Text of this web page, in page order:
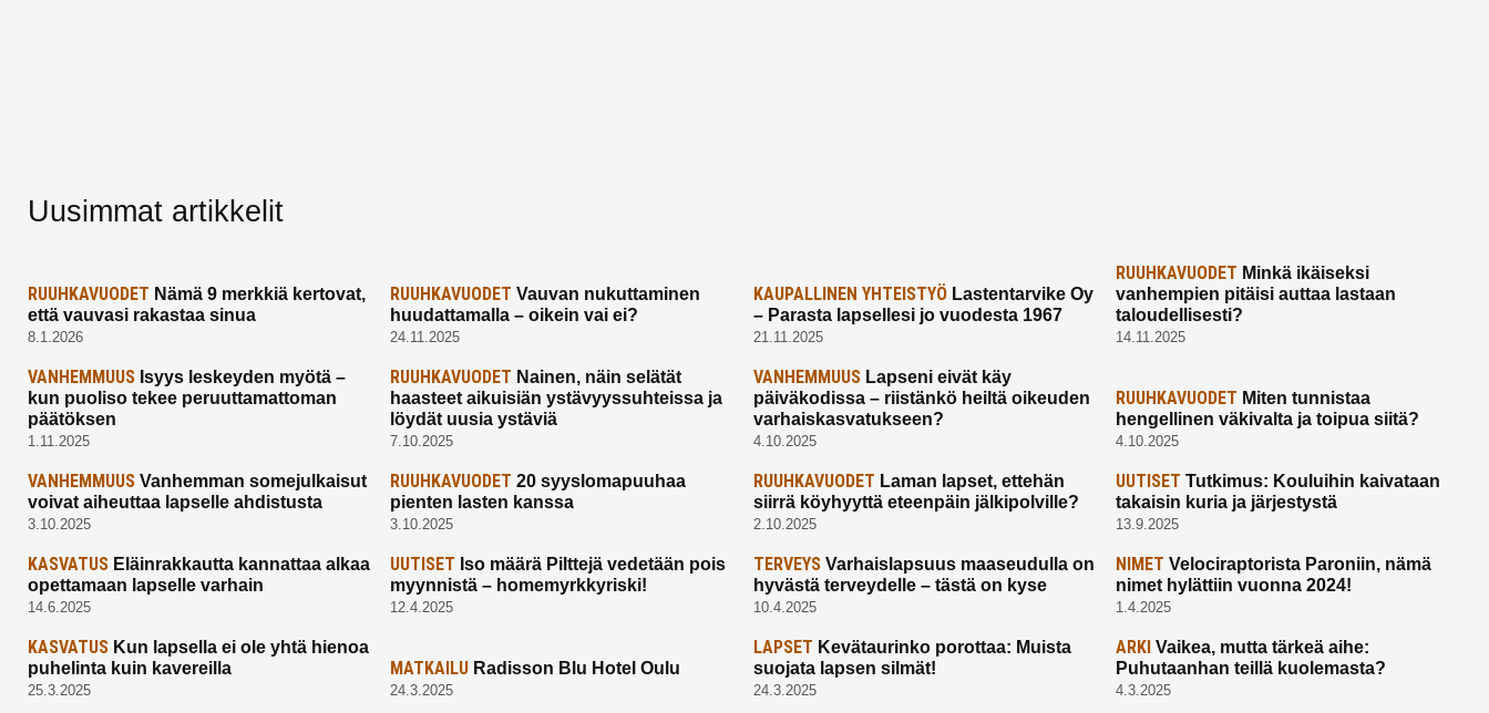
Uusimmat artikkelit
RUUHKAVUODET Nämä 9 merkkiä kertovat,
että vauvasi rakastaa sinua
8.1.2026
RUUHKAVUODET Vauvan nukuttaminen
huudattamalla – oikein vai ei?
24.11.2025
KAUPALLINEN YHTEISTYÖLastentarvike Oy
– Parasta lapsellesi jo vuodesta 1967
21.11.2025
RUUHKAVUODET Minkä ikäiseksi
vanhempien pitäisi auttaa lastaan
taloudellisesti?
14.11.2025
VANHEMMUUS Isyys leskeyden myötä –
kun puoliso tekee peruuttamattoman
päätöksen
1.11.2025
RUUHKAVUODET Nainen, näin selätät
haasteet aikuisiän ystävyyssuhteissa ja
löydät uusia ystäviä
7.10.2025
VANHEMMUUSLapseni eivät käy
päiväkodissa – riistänkö heiltä oikeuden
varhaiskasvatukseen?
4.10.2025
RUUHKAVUODET Miten tunnistaa
hengellinen väkivalta ja toipua siitä?
4.10.2025
VANHEMMUUS Vanhemman somejulkaisut
voivat aiheuttaa lapselle ahdistusta
3.10.2025
RUUHKAVUODET 20 syyslomapuuhaa
pienten lasten kanssa
3.10.2025
RUUHKAVUODET Laman lapset, ettehän
siirrä köyhyyttä eteenpäin jälkipolville?
2.10.2025
UUTISET Tutkimus: Kouluihin kaivataan
takaisin kuria ja järjestystä
13.9.2025
KASVATUS Eläinrakkautta kannattaa alkaa
opettamaan lapselle varhain
14.6.2025
UUTISET Iso määrä Pilttejä vedetään pois
myynnistä – homemyrkkyriski!
12.4.2025
TERVEYSVarhaislapsuus maaseudulla on
hyvästä terveydelle – tästä on kyse
10.4.2025
NIMET Velociraptorista Paroniin, nämä
nimet hylättiin vuonna 2024!
1.4.2025
KASVATUS Kun lapsella ei ole yhtä hienoa
puhelinta kuin kavereilla
25.3.2025
MATKAILU Radisson Blu Hotel Oulu
24.3.2025
LAPSET Kevätaurinko porottaa: Muista
suojata lapsen silmät!
24.3.2025
ARKI Vaikea, mutta tärkeä aihe:
Puhutaanhan teillä kuolemasta?
4.3.2025